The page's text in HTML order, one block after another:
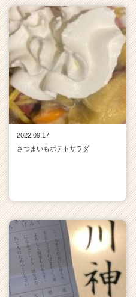
2022.09.17
さつまいもポテトサラダ